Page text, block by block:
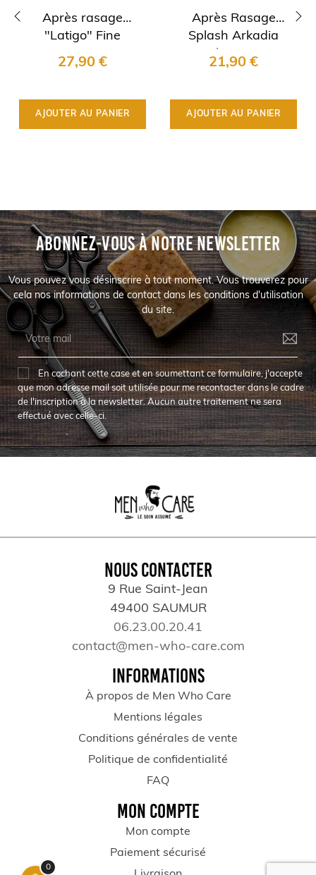
Après rasage
"Latigo" Fine
27,90 €
AJOUTER AU PANIER
Après Rasage
Splash Arkadia
Stirling Soap
Company
21,90 €
AJOUTER AU PANIER
ABONNEZ-VOUS À NOTRE NEWSLETTER
Vous pouvez vous désinscrire à tout moment. Vous trouverez pour
cela nos informations de contact dans les conditions d'utilisation
du site.
En cochant cette case et en soumettant ce formulaire, j'accepte
que mon adresse mail soit utilisée pour me recontacter dans le cadre
de l'inscription à la newsletter. Aucun autre traitement ne sera
effectué avec celle-ci.
NOUS CONTACTER
9 Rue Saint-Jean
49400 SAUMUR
06.23.00.20.41
contact@men-who-care.com
INFORMATIONS
À propos de Men Who Care
Mentions légales
Conditions générales de vente
Politique de confidentialité
FAQ
MON COMPTE
Mon compte
Paiement sécurisé
0